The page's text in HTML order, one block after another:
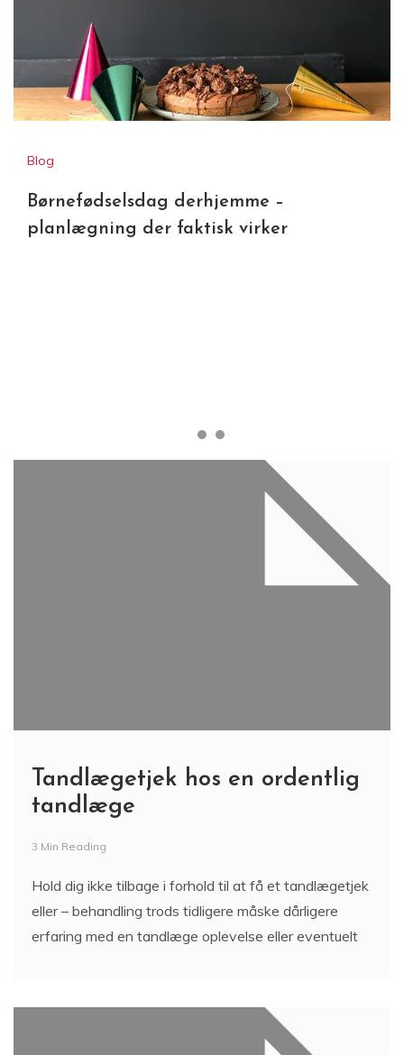
Blog
Børnefødselsdag derhjemme –
planlægning der faktisk virker
Tandlægetjek hos en ordentlig
tandlæge
3 Min Reading
Hold dig ikke tilbage i forhold til at få et tandlægetjek
eller – behandling trods tidligere måske dårligere
erfaring med en tandlæge oplevelse eller eventuelt